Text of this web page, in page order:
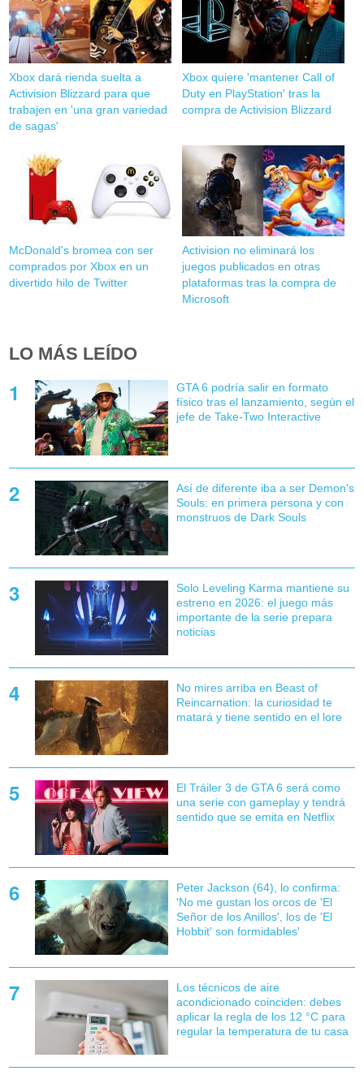
Xbox dará rienda suelta a
Activision Blizzard para que
trabajen en 'una gran variedad
de sagas'
Xbox quiere 'mantener Call of
Duty en PlayStation' tras la
compra de Activision Blizzard
McDonald's bromea con ser
comprados por Xbox en un
divertido hilo de Twitter
Activision no eliminará los
juegos publicados en otras
plataformas tras la compra de
Microsoft
LO MÁS LEÍDO
GTA 6 podría salir en formato
físico tras el lanzamiento, según el
jefe de Take-Two Interactive
Así de diferente iba a ser Demon's
Souls: en primera persona y con
monstruos de Dark Souls
Solo Leveling Karma mantiene su
estreno en 2026: el juego más
importante de la serie prepara
noticias
No mires arriba en Beast of
Reincarnation: la curiosidad te
matará y tiene sentido en el lore
El Tráiler 3 de GTA 6 será como
una serie con gameplay y tendrá
sentido que se emita en Netflix
Peter Jackson (64), lo confirma:
'No me gustan los orcos de 'El
Señor de los Anillos', los de 'El
Hobbit' son formidables'
Los técnicos de aire
acondicionado coinciden: debes
aplicar la regla de los 12 °C para
regular la temperatura de tu casa